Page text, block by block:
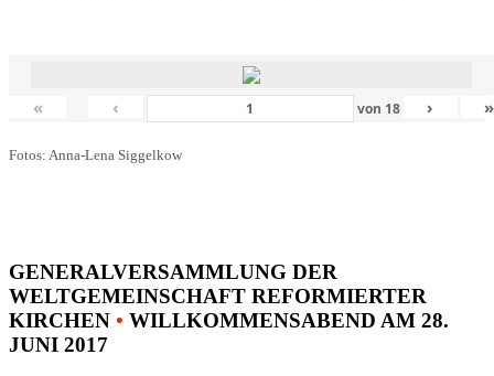
« ‹ von 18 › »
Fotos: Anna-Lena Siggelkow
GENERALVERSAMMLUNG DER
WELTGEMEINSCHAFT REFORMIERTER
KIRCHEN • WILLKOMMENSABEND AM 28.
JUNI 2017